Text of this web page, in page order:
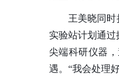
王美晓同时
实验站计划通
尖端科研仪器
遇。“我会处理